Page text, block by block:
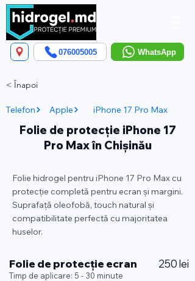
WhatsApp
076005005
< Înapoi
Telefon Apple iPhone 17 Pro Max
Folie de protecție iPhone 17
Pro Max în Chișinău
Folie hidrogel pentru iPhone 17 Pro Max cu
protecție completă pentru ecran și margini.
Suprafață oleofobă, touch natural și
compatibilitate perfectă cu majoritatea
huselor.
Folie de protecție ecran 250 lei
Timp de aplicare: 5 - 30 minute